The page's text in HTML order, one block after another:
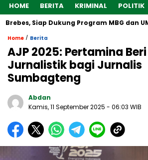
HOME BERITA KRIMINAL POLITIK
Siap Dukung Program MBG dan
Home / Berita
AJP 2025: Pertamina
Jurnalistik bagi Jurnalis
Sumbagteng
Abdan
Kamis, 11 September 2025 - 06:03 WIB